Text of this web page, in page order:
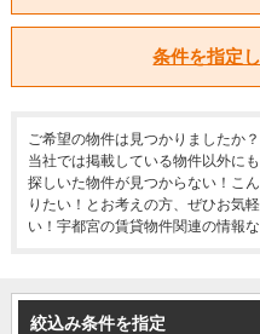
条件を指定
ご希望の物件は見つかりましたか？
当社では掲載している物件以外に
探しいた物件が見つからない！こ
りたい！とお考えの方、ぜひお気
い！宇都宮の賃貸物件関連の情報
絞込み条件を指定